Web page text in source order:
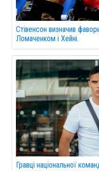
Стівенсон визначив
Ломаченком і Хейні.
Гравці національної